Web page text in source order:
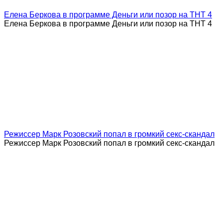
Елена Беркова в программе Деньги или позор на ТНТ 4
Елена Беркова в программе Деньги или позор на ТНТ 4
Режиссер Марк Розовский попал в громкий секс-скандал
Режиссер Марк Розовский попал в громкий секс-скандал